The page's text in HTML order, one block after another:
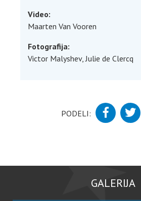
Video:
Maarten Van Vooren
Fotografija:
Victor Malyshev, Julie de Clercq
PODELI:
GALERIJA